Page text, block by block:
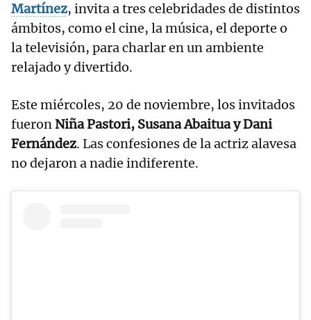
Martínez, invita a tres celebridades de distintos
ámbitos, como el cine, la música, el deporte o
la televisión, para charlar en un ambiente
relajado y divertido.
Este miércoles, 20 de noviembre, los invitados
fueron Niña Pastori, Susana Abaitua y Dani
Fernández. Las confesiones de la actriz alavesa
no dejaron a nadie indiferente.